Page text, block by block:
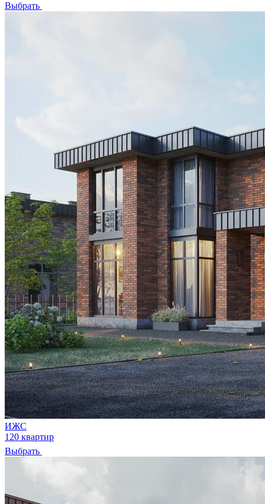
Выбрать
ИЖС
120 квартир
Выбрать